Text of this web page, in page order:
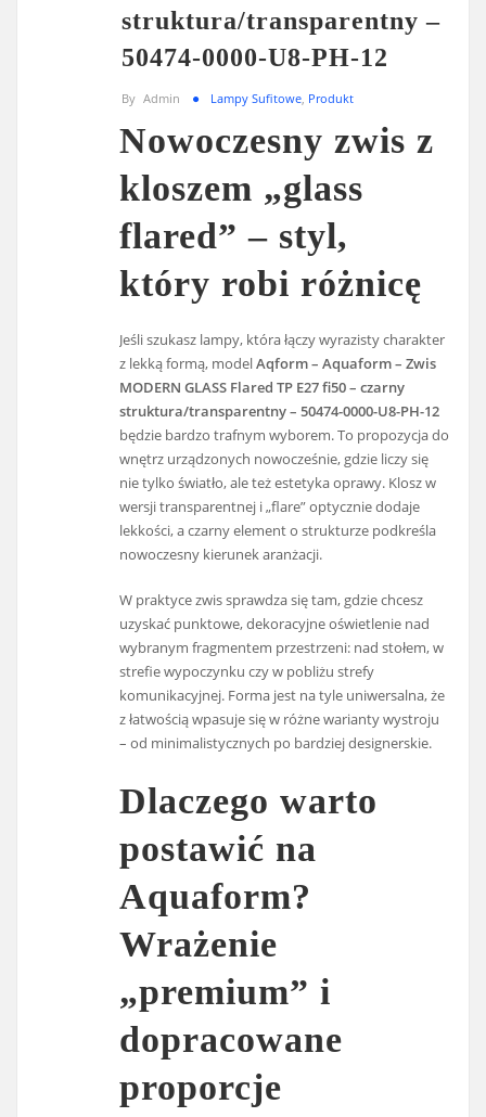
struktura/transparentny –
50474-0000-U8-PH-12
By Admin Lampy Sufitowe Produkt
Nowoczesny zwis z
kloszem „glass
flared” – styl,
który robi różnicę
Jeśli szukasz lampy, która łączy wyrazisty charakter
z lekką formą, modelAqform – Aquaform – Zwis
MODERN GLASS Flared TP E27 fi50 – czarny
struktura/transparentny – 50474-0000-U8-PH-12
będzie bardzo trafnym wyborem. To propozycja do
wnętrz urządzonych nowocześnie, gdzie liczy się
nie tylko światło, ale też estetyka oprawy. Klosz w
wersji transparentnej i „flare” optycznie dodaje
lekkości, a czarny element o strukturze podkreśla
nowoczesny kierunek aranżacji.
W praktyce zwis sprawdza się tam, gdzie chcesz
uzyskać punktowe, dekoracyjne oświetlenie nad
wybranym fragmentem przestrzeni: nad stołem, w
strefie wypoczynku czy w pobliżu strefy
komunikacyjnej. Forma jest na tyle uniwersalna, że
z łatwością wpasuje się w różne warianty wystroju
– od minimalistycznych po bardziej designerskie.
Dlaczego warto
postawić na
Aquaform?
Wrażenie
„premium” i
dopracowane
proporcje